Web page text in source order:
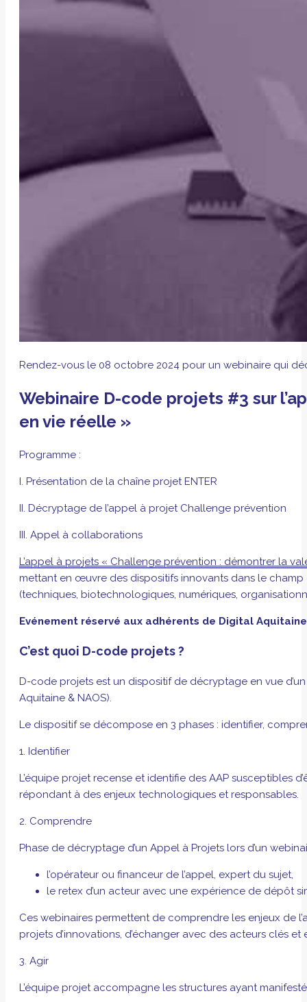
Rendez-vous le 08 octobre 2024 pour un webinaire qui
Webinaire D-code projets #3 sur
en vie réelle »
Programme :
I. Présentation de la chaîne projet ENTER
II. Décryptage de l’appel à projet Challenge prévention
III. Appel à collaborations
L’appel à projets « Challenge prévention : démontrer la
mettant en œuvre des dispositifs innovants dans le
(techniques, biotechnologiques, numériques,
Evénement réservé aux adhérents de Digital Aquitaine
C’est quoi D-code projets ?
D-code projets est un dispositif de décryptage en vue
Aquitaine & NAOS).
Le dispositif se décompose en 3 phases : identifier,
1. Identifier
L’équipe projet recense et identifie des AAP susceptibles
répondant à des enjeux technologiques et responsables.
2. Comprendre
Phase de décryptage d’un Appel à Projets lors d’un
l’opérateur ou financeur de l’appel, expert du sujet,
le retex d’un acteur avec une expérience de dépôt
Ces webinaires permettent de comprendre les enjeux de
projets d’innovations, d’échanger avec des acteurs clés
3. Agir
L’équipe projet accompagne les structures ayant